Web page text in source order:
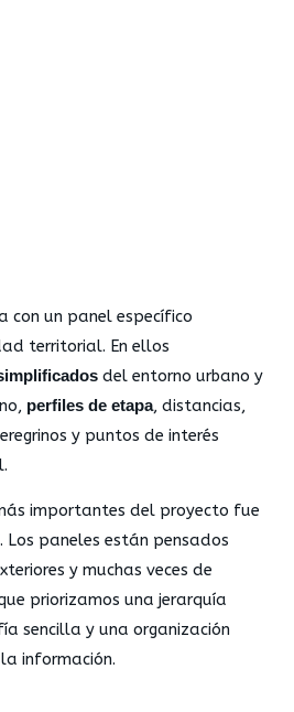
con un panel específico
territorial. En ellos
del entorno urbano y
perfiles de etapa, distancias,
y puntos de interés
importantes del proyecto fue
. Los paneles están pensados
y muchas veces de
priorizamos una jerarquía
sencilla y una organización
información.